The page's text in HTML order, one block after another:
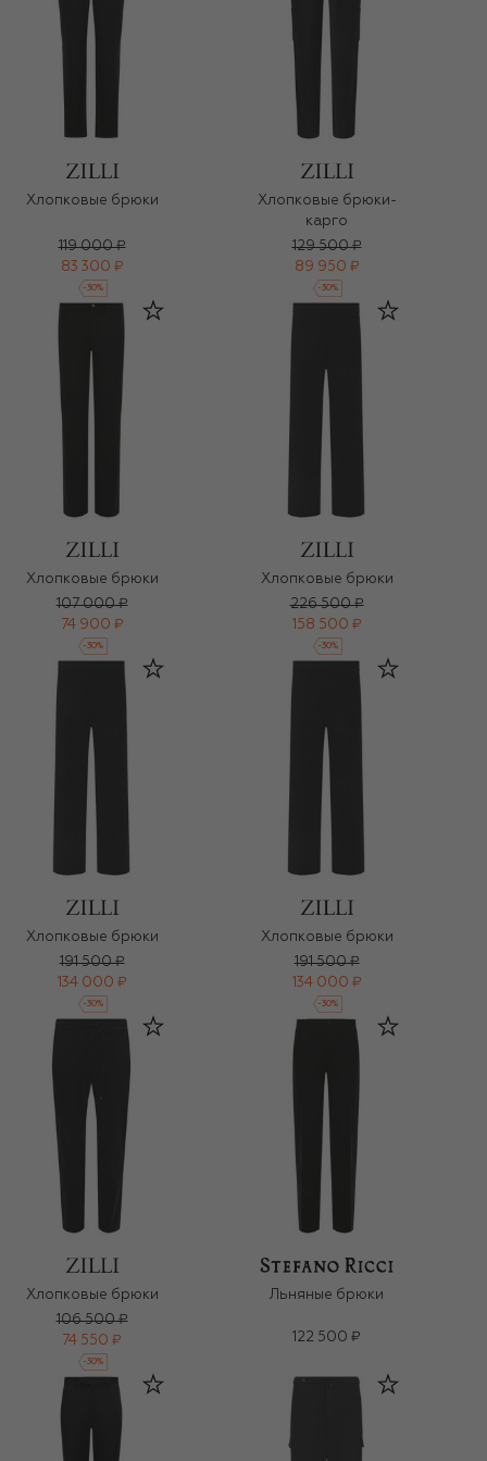
Хлопковые брюки
119 000 ₽
83 300 ₽
-30%
Хлопковые брюки-
карго
129 500 ₽
89 950 ₽
-30%
Хлопковые брюки
107 000 ₽
74 900 ₽
-30%
Хлопковые брюки
226 500 ₽
158 500 ₽
-30%
Хлопковые брюки
191 500 ₽
134 000 ₽
-30%
Хлопковые брюки
191 500 ₽
134 000 ₽
-30%
Хлопковые брюки
106 500 ₽
74 550 ₽
-30%
Льняные брюки
122 500 ₽